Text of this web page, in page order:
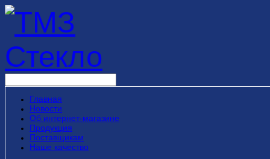
Главная
Новости
Об интернет-магазине
Продукция
Поставщикам
Наше качество